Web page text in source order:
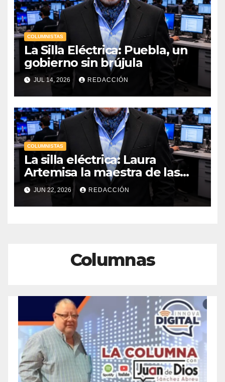
COLUMNISTAS
La Silla Eléctrica: Puebla, un
gobierno sin brújula
JUL 14, 2026 REDACCIÓN
COLUMNISTAS
La silla eléctrica: Laura
Artemisa la maestra de las
Precampañas Por Antonio
Ladrón de Guevara
JUN 22, 2026 REDACCIÓN
Columnas